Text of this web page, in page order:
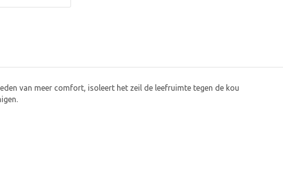
van meer comfort, isoleert het zeil de leefruimte tegen de kou